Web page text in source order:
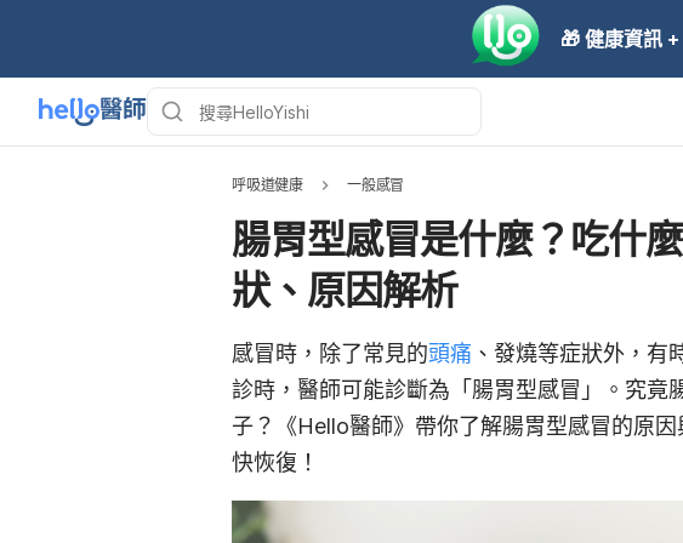
🎁 健康資訊
呼吸道健康 一般感冒
腸胃型感冒是什麼？吃什
狀、原因解析
感冒時，除了常見的頭痛 、發燒等症狀外，有
診時，醫師可能診斷為「腸胃型感冒」。究竟
子？《Hello醫師》帶你了解腸胃型感冒的原
快恢復！